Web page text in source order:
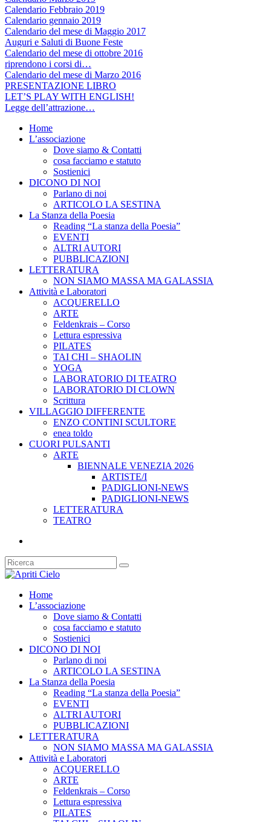
Calendario Febbraio 2019
Calendario gennaio 2019
Calendario del mese di Maggio 2017
Auguri e Saluti di Buone Feste
Calendario del mese di ottobre 2016
riprendono i corsi di…
Calendario del mese di Marzo 2016
PRESENTAZIONE LIBRO
LET’S PLAY WITH ENGLISH!
Legge dell’attrazione…
Home
L’associazione
Dove siamo & Contatti
cosa facciamo e statuto
Sostienici
DICONO DI NOI
Parlano di noi
ARTICOLO LA SESTINA
La Stanza della Poesia
Reading “La stanza della Poesia”
EVENTI
ALTRI AUTORI
PUBBLICAZIONI
LETTERATURA
NON SIAMO MASSA MA GALASSIA
Attività e Laboratori
ACQUERELLO
ARTE
Feldenkrais – Corso
Lettura espressiva
PILATES
TAI CHI – SHAOLIN
YOGA
LABORATORIO DI TEATRO
LABORATORIO DI CLOWN
Scrittura
VILLAGGIO DIFFERENTE
ENZO CONTINI SCULTORE
enea toldo
CUORI PULSANTI
ARTE
BIENNALE VENEZIA 2026
ARTISTE/I
PADIGLIONI-NEWS
PADIGLIONI-NEWS
LETTERATURA
TEATRO
Home
L’associazione
Dove siamo & Contatti
cosa facciamo e statuto
Sostienici
DICONO DI NOI
Parlano di noi
ARTICOLO LA SESTINA
La Stanza della Poesia
Reading “La stanza della Poesia”
EVENTI
ALTRI AUTORI
PUBBLICAZIONI
LETTERATURA
NON SIAMO MASSA MA GALASSIA
Attività e Laboratori
ACQUERELLO
ARTE
Feldenkrais – Corso
Lettura espressiva
PILATES